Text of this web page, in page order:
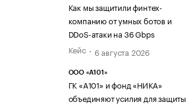
Как мы защитили финтех-
компанию от умных ботов и
DDoS-атаки на 36 Gbps
Кейс
6 августа 2026
ООО «А101»
ГК «А101» и фонд «НИКА»
объединяют усилия для защиты